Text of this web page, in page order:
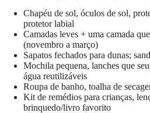
Chapéu de sol, óculos de sol,
protetor labial
Camadas leves + uma camada
(novembro a março)
Sapatos fechados para dunas;
Mochila pequena, lanches que
água reutilizáveis
Roupa de banho, toalha de
Kit de remédios para crianças,
brinquedo/livro favorito